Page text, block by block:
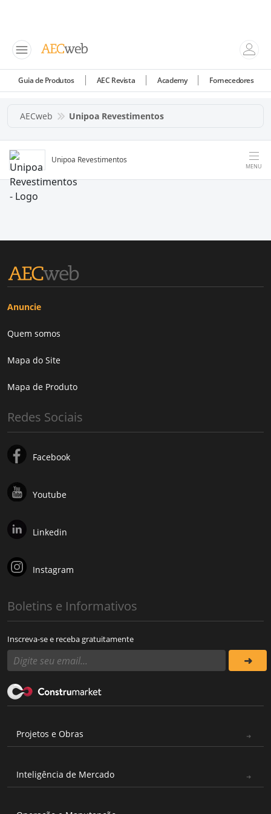
Guia de Produtos AEC Revista Academy Fornecedores
AECweb Unipoa Revestimentos
Unipoa Revestimentos
MENU
Anuncie
Quem somos
Mapa do Site
Mapa de Produto
Redes Sociais
Facebook
Youtube
Linkedin
Instagram
Boletins e Informativos
Inscreva-se e receba gratuitamente
Projetos e Obras
Inteligência de Mercado